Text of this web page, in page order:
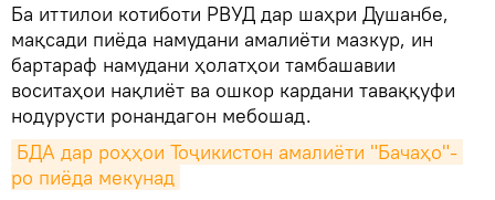
Ба иттилои котиботи РВУД дар шаҳри Душанбе,
мақсади пиёда намудани амалиёти мазкур, ин
бартараф намудани ҳолатҳои тамбашавии
воситаҳои нақлиёт ва ошкор кардани таваққуфи
нодурусти ронандагон мебошад.
БДА дар роҳҳои Тоҷикистон амалиёти "Бачаҳо"-
ро пиёда мекунад